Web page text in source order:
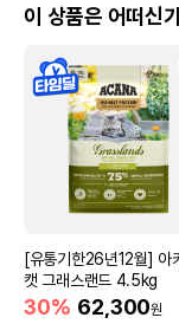
이 상품은 어떠신
[유통기한26년12월] 아
캣 그래스랜드 4.5kg
30% 62,300원